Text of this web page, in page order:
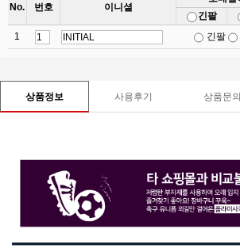
No. 번호 이니셜
긴팔
1
긴팔
상품정보 사용후기 상품문의